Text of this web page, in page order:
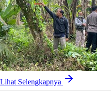
Lihat Selengkapnya